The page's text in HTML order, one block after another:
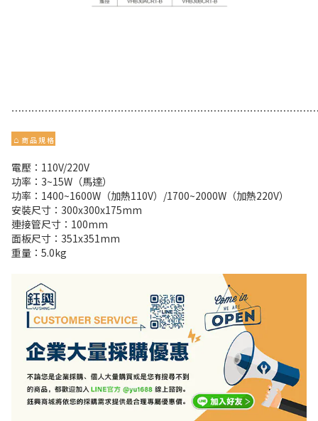
⌂ 商 品 規 格
電壓：110V/220V
功率：3~15W（馬達）
功率：1400~1600W（加熱110V）/1700~2000W（加熱220V）
安裝尺寸：300x300x175mm
連接管尺寸：100mm
面板尺寸：351x351mm
重量：5.0kg